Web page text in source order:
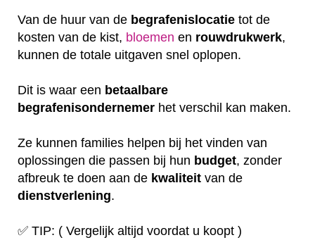
Van de huur van de begrafenislocatie tot de
kosten van de kist, bloemen en rouwdrukwerk,
kunnen de totale uitgaven snel oplopen.
Dit is waar een betaalbare
begrafenisondernemer het verschil kan maken.
Ze kunnen families helpen bij het vinden van
oplossingen die passen bij hun budget, zonder
afbreuk te doen aan de kwaliteit van de
dienstverlening.
✅ TIP: ( Vergelijk altijd voordat u koopt )